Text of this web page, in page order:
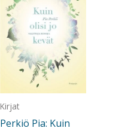
Kirjat
Perkiö Pia: Kuin